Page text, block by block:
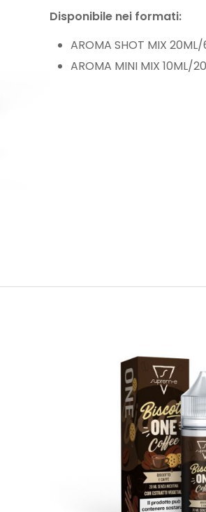
Disponibile nei formati:
AROMA SHOT MIX
AROMA MINI MIX 10ML/20